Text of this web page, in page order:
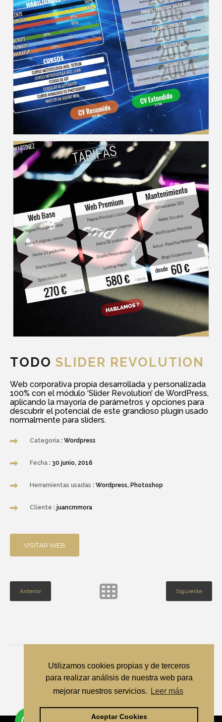
Utilizamos cookies propias y de terceros
para realizar análisis de nuestra web para
mejorar nuestros servicios.
Leer más
Aceptar Cookies
TODO SLIDER REVOLUTION
Web corporativa propia desarrollada y personalizada
100% con el módulo ‘Slider Revolution’ de WordPress,
aplicando la mayoría de parámetros y opciones para
descubrir el potencial de este grandioso plugin usado
normalmente para sliders.
Categoría : Wordpress
Fecha : 30 junio, 2016
Herramientas usadas : Wordpress, Photoshop
Cliente : juancmmora
VISITAR WEB
Anterior Siguiente
Volver al principio